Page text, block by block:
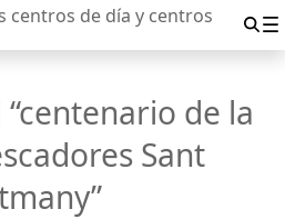
centros de día y centros
de la
Sant